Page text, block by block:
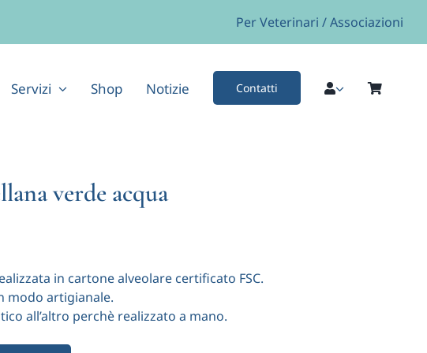
Per Veterinari / Associazioni
Servizi Shop Notizie Contatti
verde acqua
in cartone alveolare certificato FSC.
modo artigianale.
all’altro perchè realizzato a mano.